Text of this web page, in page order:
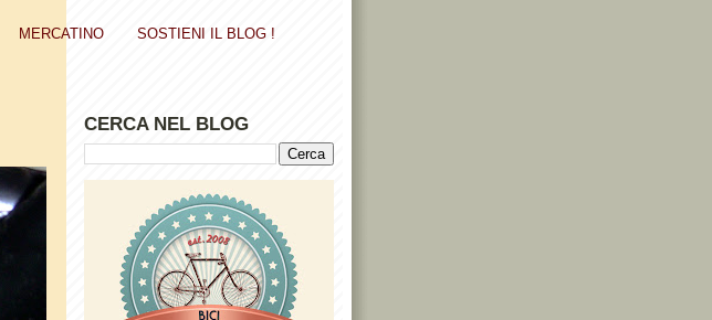
MERCATINO SOSTIENI IL BLOG !
CERCA NEL BLOG